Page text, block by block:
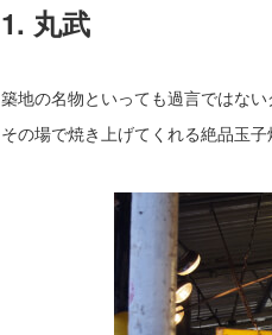
1. 丸武
築地の名物といっても過言ではな
その場で焼き上げてくれる絶品玉